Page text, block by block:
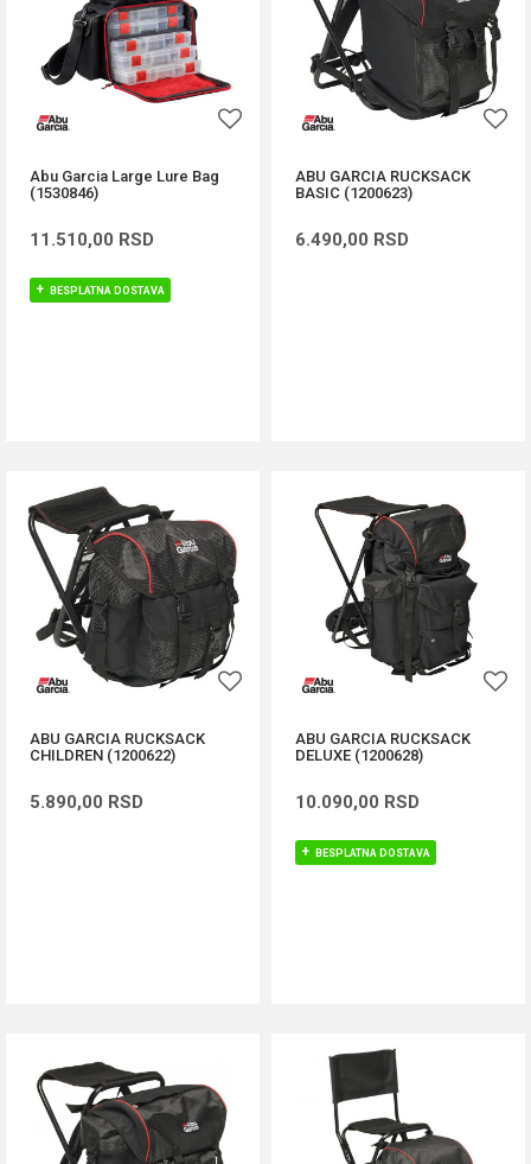
Abu Garcia Large Lure Bag
(1530846)
11.510,00 RSD
BESPLATNA DOSTAVA
ABU GARCIA RUCKSACK
BASIC (1200623)
6.490,00 RSD
ABU GARCIA RUCKSACK
CHILDREN (1200622)
5.890,00 RSD
ABU GARCIA RUCKSACK
DELUXE (1200628)
10.090,00 RSD
BESPLATNA DOSTAVA